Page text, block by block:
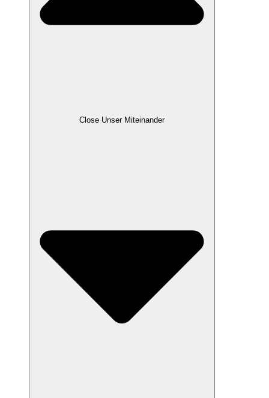
Close Unser Miteinander